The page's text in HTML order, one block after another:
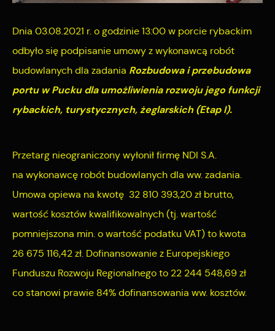
Dnia 03.08.2021 r. o godzinie 13:00 w porcie rybackim
odbyło się podpisanie umowy z wykonawcą robót
budowlanych dla zadania Rozbudowa i przebudowa
portu w Pucku dla umożliwienia rozwoju jego funkcji
rybackich, turystycznych, żeglarskich (Etap I).
Przetarg nieograniczony wyłonił firmę NDI S.A.
na wykonawcę robót budowlanych dla ww. zadania.
Umowa opiewa na kwotę 32 810 393,20 zł brutto,
wartość kosztów kwalifikowalnych (tj. wartość
pomniejszona min. o wartość podatku VAT) to kwota
26 675 116,42 zł. Dofinansowanie z Europejskiego
Funduszu Rozwoju Regionalnego to 22 244 548,69 zł
co stanowi prawie 84% dofinansowania ww. kosztów.